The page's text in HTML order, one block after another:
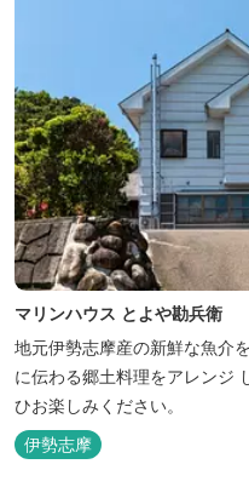
マリンハウス とよや勘兵衛
地元伊勢志摩産の新鮮な魚介
に伝わる郷土料理をアレンジ
ひお楽しみください。
伊勢志摩